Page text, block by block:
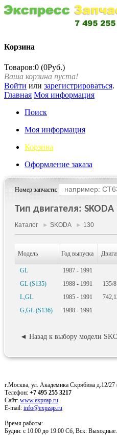
Корзина
Товаров:0 (0Руб.)
Ваша корзина пуста!
Войти или зарегистрироваться.
Главная Моя информация
Поиск
Моя информация
Корзина
Оформление заказа
Номер запчасти:
Тип двигателя:
Каталог ► SKODA► 130
Модель Год выпуска
GL 1987 - 1991
GL (S135)
1988 - 1991 135/8
L,GL
1985 - 1991
G,GL (S136)
1988 - 1991
◄ Назад к выбору модели
г.Москва, ул. Академика Скрябина д.12/27
Телефон: +7 495 255 3217
Сайт: www.expzap.ru
E-mail: info@expzap.ru
Время работы:
Будни: c 10:00 до 19:00 Сб, Вск: Выходные.